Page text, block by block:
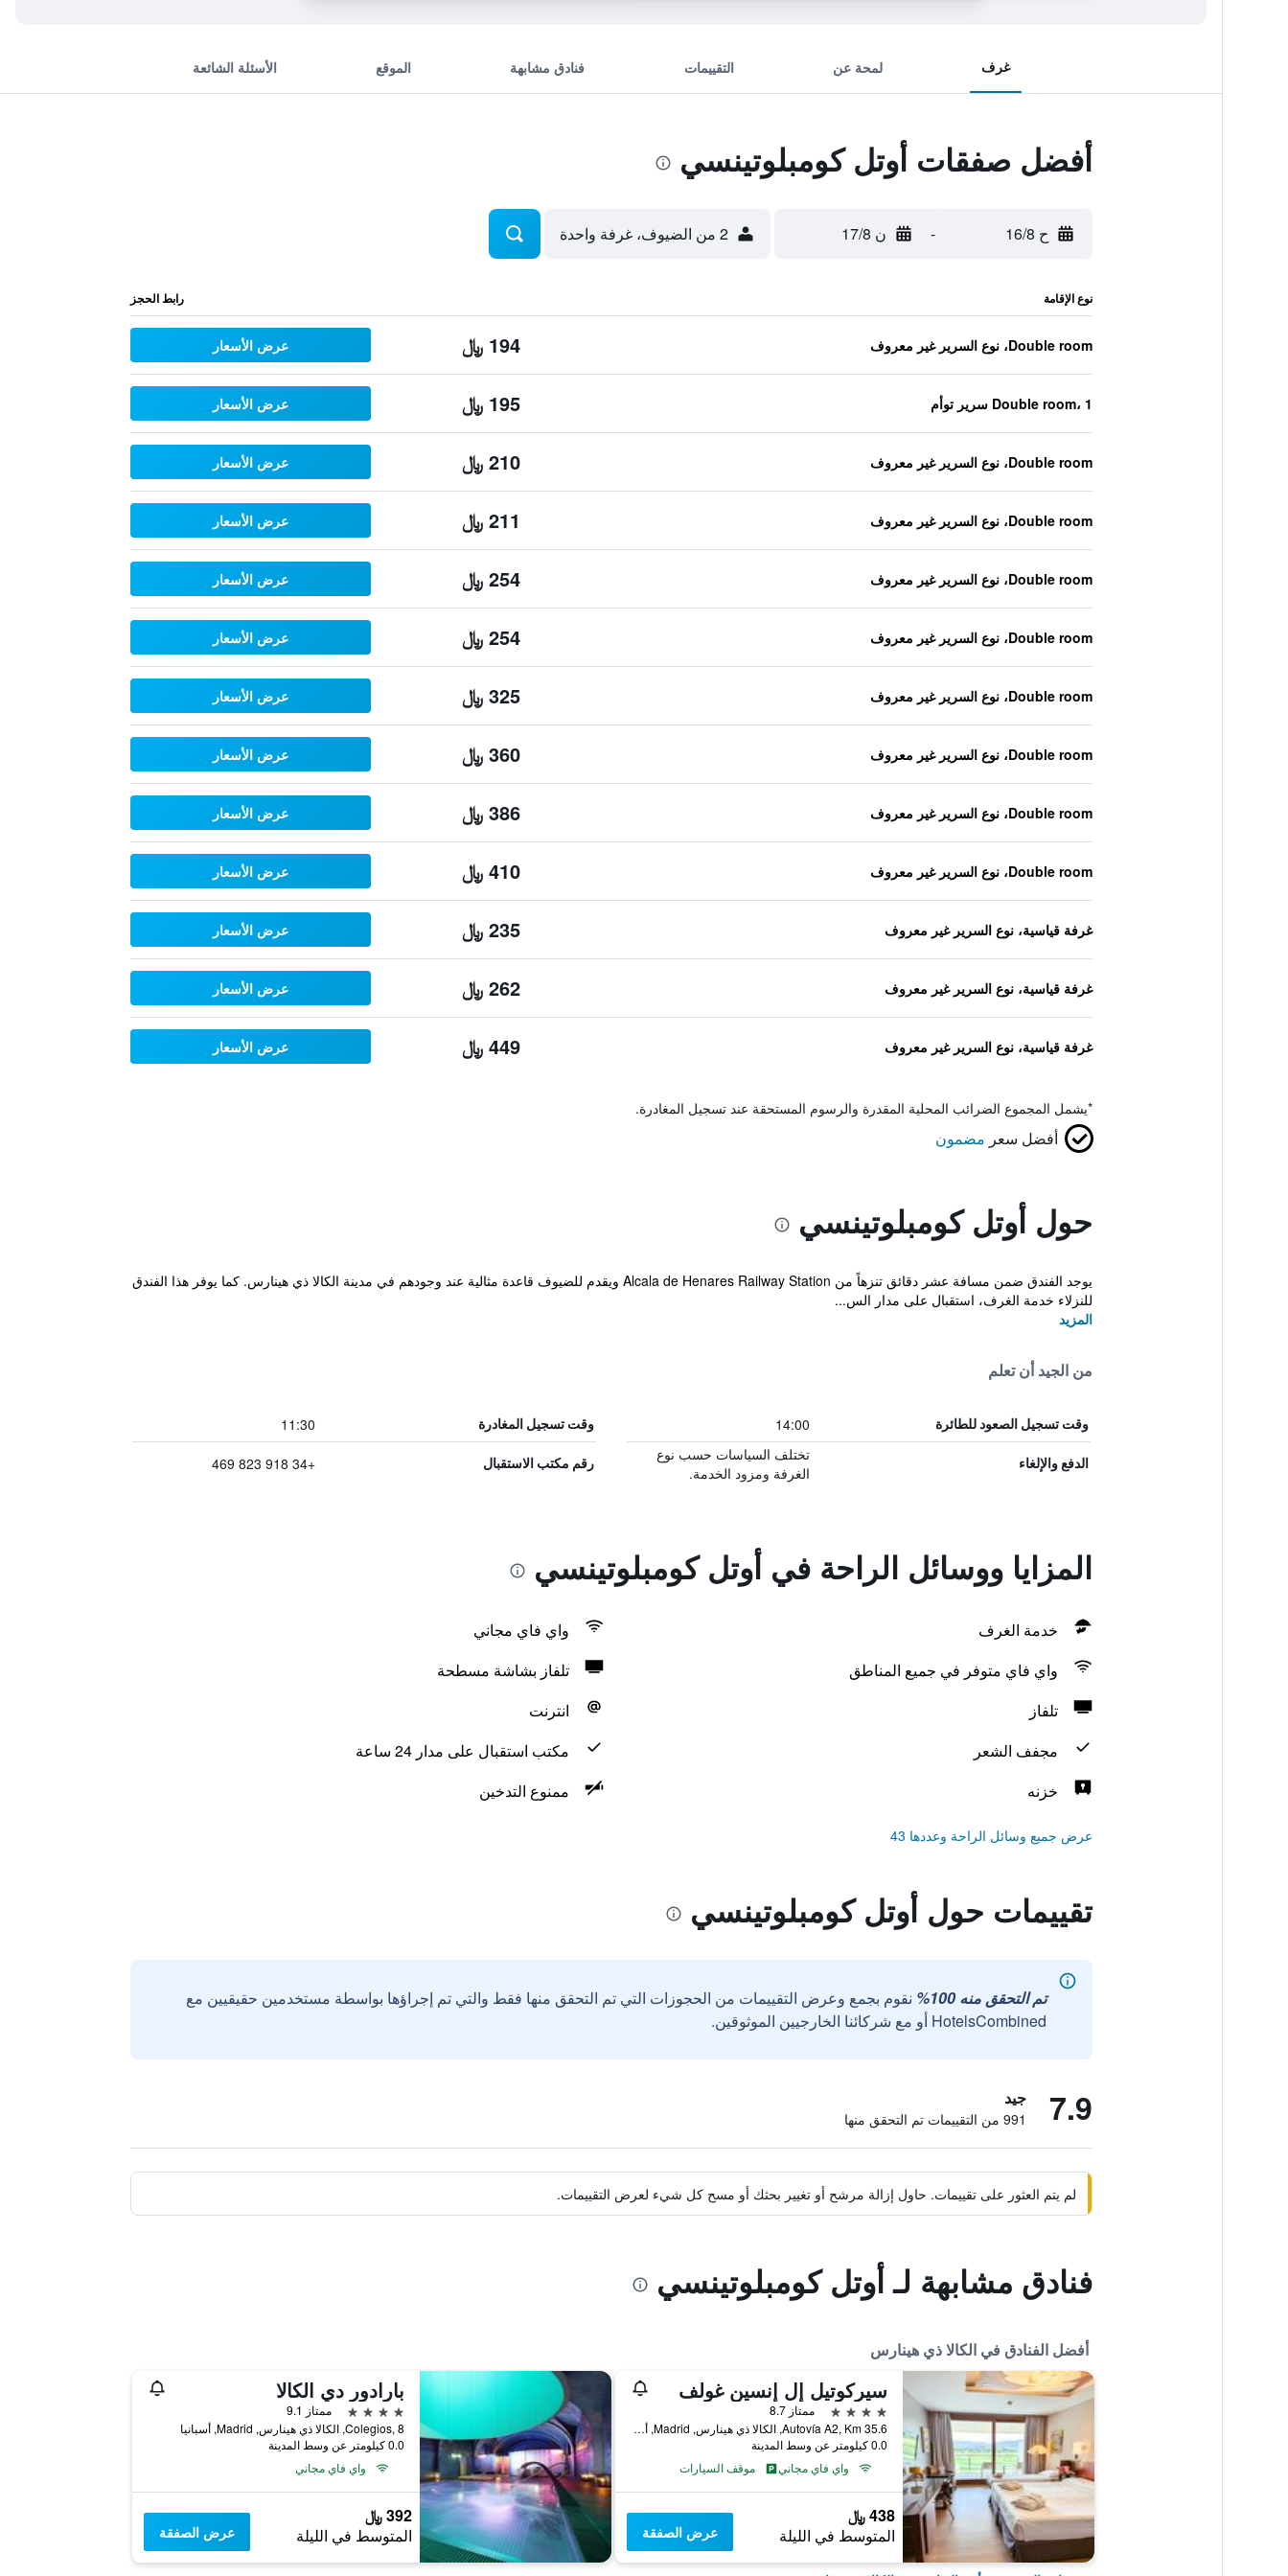
غرف لمحة عن التقييمات فنادق مشابهة الموقع الأسئلة الشائعة
أفضل صفقات أوتل كومبلوتينسي
ح 16/8 - ن 17/8 2 من الضيوف، غرفة واحدة
نوع الإقامة رابط الحجز
Double room، نوع السرير غير معروف 194 ﷼ عرض الأسعار
Double room، 1 سرير توأم 195 ﷼ عرض الأسعار
Double room، نوع السرير غير معروف 210 ﷼ عرض الأسعار
Double room، نوع السرير غير معروف 211 ﷼ عرض الأسعار
Double room، نوع السرير غير معروف 254 ﷼ عرض الأسعار
Double room، نوع السرير غير معروف 254 ﷼ عرض الأسعار
Double room، نوع السرير غير معروف 325 ﷼ عرض الأسعار
Double room، نوع السرير غير معروف 360 ﷼ عرض الأسعار
Double room، نوع السرير غير معروف 386 ﷼ عرض الأسعار
Double room، نوع السرير غير معروف 410 ﷼ عرض الأسعار
غرفة قياسية، نوع السرير غير معروف 235 ﷼ عرض الأسعار
غرفة قياسية، نوع السرير غير معروف 262 ﷼ عرض الأسعار
غرفة قياسية، نوع السرير غير معروف 449 ﷼ عرض الأسعار
*يشمل المجموع الضرائب المحلية المقدرة والرسوم المستحقة عند تسجيل المغادرة.
أفضل سعر مضمون
حول أوتل كومبلوتينسي
يوجد الفندق ضمن مسافة عشر دقائق تنزهاً من Alcala de Henares Railway Station ويقدم للضيوف قاعدة مثالية عند وجودهم في مدينة الكالا ذي هينارس. كما يوفر هذا الفندق
للنزلاء خدمة الغرف، استقبال على مدار الس...
المزيد
من الجيد أن تعلم
وقت تسجيل الصعود للطائرة 14:00 وقت تسجيل المغادرة 11:30
الدفع والإلغاء
تختلف السياسات حسب نوع
الغرفة ومزود الخدمة.
رقم مكتب الاستقبال +34 918 823 469
المزايا ووسائل الراحة في أوتل كومبلوتينسي
خدمة الغرف
واي فاي مجاني
واي فاي متوفر في جميع المناطق
تلفاز بشاشة مسطحة
تلفاز
انترنت
مجفف الشعر
مكتب استقبال على مدار 24 ساعة
خزنه
ممنوع التدخين
عرض جميع وسائل الراحة وعددها 43
تقييمات حول أوتل كومبلوتينسي
تم التحقق منه 100%
نقوم بجمع وعرض التقييمات من الحجوزات التي تم التحقق منها فقط والتي تم إجراؤها بواسطة مستخدمين حقيقيين مع
HotelsCombined أو مع شركائنا الخارجيين الموثوقين.
7.9 جيد
991 من التقييمات تم التحقق منها
لم يتم العثور على تقييمات. حاول إزالة مرشح أو تغيير بحثك أو مسح كل شيء لعرض التقييمات.
فنادق مشابهة لـ أوتل كومبلوتينسي
أفضل الفنادق في الكالا ذي هينارس
سيركوتيل إل إنسين غولف
4 نجوم
ممتاز 8.7
Autovía A2, Km 35.6, الكالا ذي هينارس, Madrid, أسبانيا
0.0 كيلومتر عن وسط المدينة
واي فاي مجاني
موقف السيارات
438 ﷼
المتوسط في الليلة عرض الصفقة
بارادور دي الكالا
4 نجوم
ممتاز 9.1
Colegios, 8, الكالا ذي هينارس, Madrid, أسبانيا
0.0 كيلومتر عن وسط المدينة
واي فاي مجاني
392 ﷼
المتوسط في الليلة عرض الصفقة